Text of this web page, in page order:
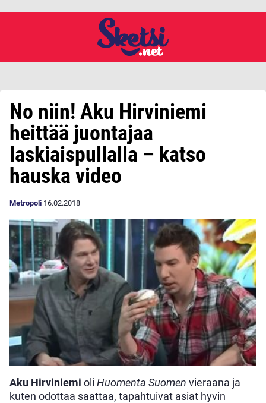
No niin! Aku Hirviniemi
heittää juontajaa
laskiaispullalla – katso
hauska video
Metropoli 16.02.2018
Aku Hirviniemi oli Huomenta Suomen vieraana ja
kuten odottaa saattaa, tapahtuivat asiat hyvin